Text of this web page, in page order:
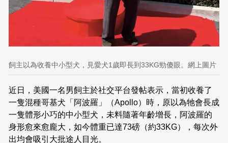
飼主以為收養中小型犬，見愛犬1歲即長到33KG勁傻眼。網上圖片
近日，美國一名男飼主於社交平台發帖表示，當初收養了
一隻混種哥基犬「阿波羅」（Apollo）時，原以為牠會長成
一隻體形小巧的中小型犬，未料隨著年齡增長，阿波羅的
身形愈來愈龐大，如今體重已達73磅（約33KG），每次外
出均會吸引大批途人目光。